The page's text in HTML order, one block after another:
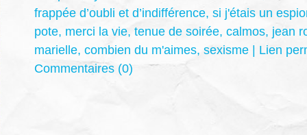
frappée d’oubli et d’indifférence, si j'étais un
pote, merci la vie, tenue de soirée, calmos, jean
marielle, combien du m'aimes, sexisme | Lien
Commentaires (0)